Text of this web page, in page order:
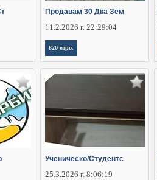
Продавам 30 Дка Зем
11.2.2026 г. 22:29:04
820 евро.
Ученическо/Студентс
25.3.2026 г. 8:06:19